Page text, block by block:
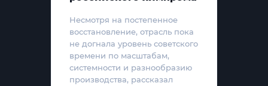
Несмотря на постепенное
восстановление, отрасль пока
не догнала уровень советского
времени по масштабам,
системности и разнообразию
производства, рассказал